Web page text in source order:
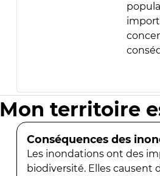
Mon territoire
Conséquences des
Les inondations ont des
biodiversité. Elles causent